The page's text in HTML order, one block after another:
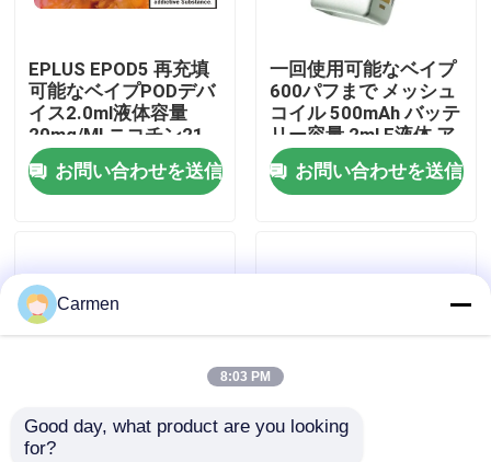
会社案内
品質管理
見積依頼
ELFBAR 蒸気
EPLUS EPOD5 再充填
可能なベイプPODデバ
イス2.0ml液体容量
20mg/Ml ニコチン21
味のオプション
お問い合わせを送信
一回使用可能なベイプ
600パフまで メッシュ
コイル 500mAh バッテ
リー容量 2ml E液体 ア
ナナス 桃 マンゴー
お問い合わせを送信
一回使用可能なベイプ
Carmen
8:03 PM
Good day, what product are you looking
for?